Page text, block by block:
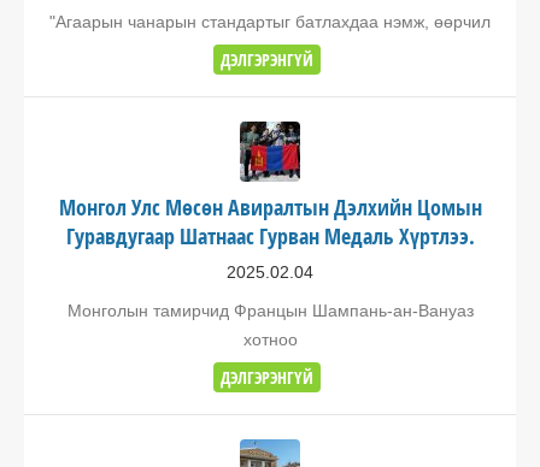
"Агаарын чанарын стандартыг батлахдаа нэмж, өөрчил
ДЭЛГЭРЭНГҮЙ
Монгол Улс Мөсөн Авиралтын Дэлхийн Цомын
Гуравдугаар Шатнаас Гурван Медаль Хүртлээ.
2025.02.04
Монголын тамирчид Францын Шампань-ан-Вануаз
хотноо
ДЭЛГЭРЭНГҮЙ